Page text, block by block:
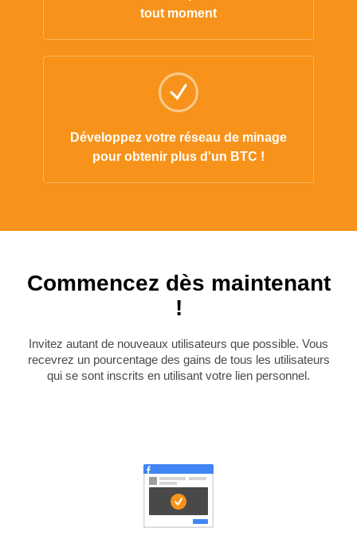
tout moment
Développez votre réseau de minage
pour obtenir plus d'un BTC !
Commencez dès maintenant
!
Invitez autant de nouveaux utilisateurs que possible. Vous
recevrez un pourcentage des gains de tous les utilisateurs
qui se sont inscrits en utilisant votre lien personnel.